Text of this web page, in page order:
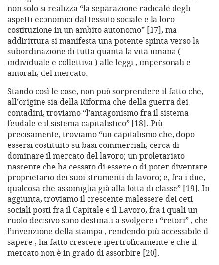
non solo si realizza “la separazione radicale degli
aspetti economici dal tessuto sociale e la loro
costituzione in un ambito autonomo” [17], ma
addirittura si manifesta una potente spinta verso la
subordinazione di tutta quanta la vita umana (
individuale e collettiva ) alle leggi , impersonali e
amorali, del mercato.
Stando così le cose, non può sorprendere il fatto che,
all’origine sia della Riforma che della guerra dei
contadini, troviamo “l’antagonismo fra il sistema
feudale e il sistema capitalistico” [18]. Più
precisamente, troviamo “un capitalismo che, dopo
essersi costituito su basi commerciali, cerca di
dominare il mercato del lavoro; un proletariato
nascente che ha cessato di essere o di poter diventare
proprietario dei suoi strumenti di lavoro; e, fra i due,
qualcosa che assomiglia già alla lotta di classe” [19]. In
aggiunta, troviamo il crescente malessere dei ceti
sociali posti fra il Capitale e il Lavoro, fra i quali un
ruolo decisivo sono destinati a svolgere i “retori” , che
l’invenzione della stampa , rendendo più accessibile il
sapere , ha fatto crescere ipertroficamente e che il
mercato non è in grado di assorbire [20].